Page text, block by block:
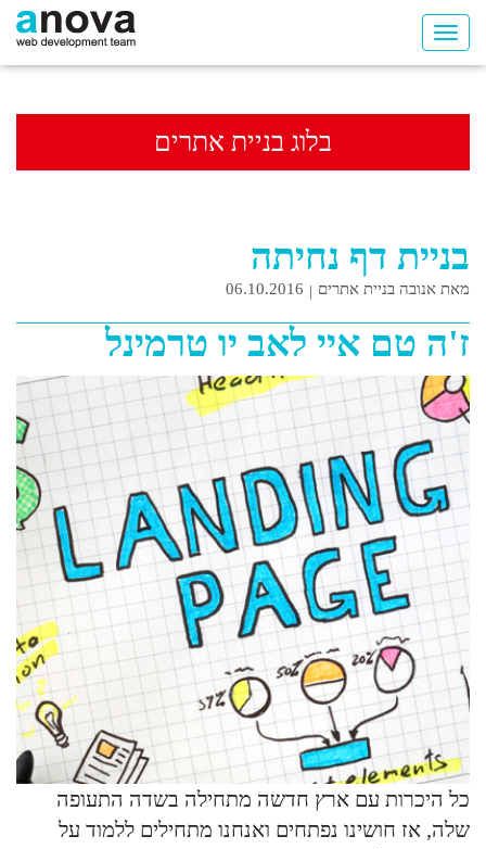
בלוג בניית אתרים
בניית דף נחיתה
מאת אנובה בניית אתרים 06.10.2016
ז'ה טם איי לאב יו טרמינל
כל היכרות עם ארץ חדשה מתחילה בשדה התעופה
שלה, אז חושינו נפתחים ואנחנו מתחילים ללמוד על